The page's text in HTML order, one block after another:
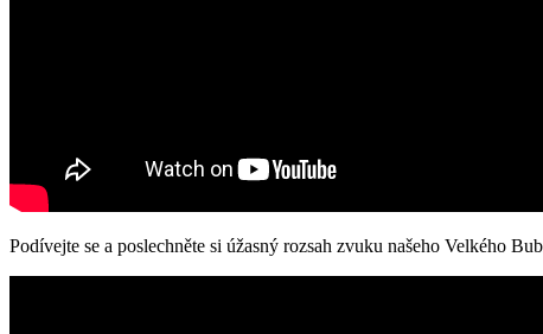
Podívejte se a poslechněte si úžasný rozsah zvuku našeho Velkého